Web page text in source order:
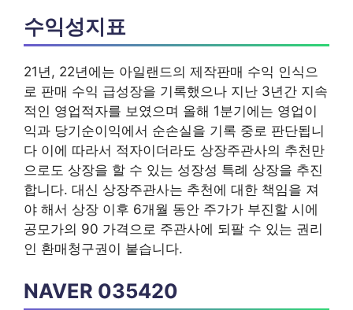
수익성지표
21년, 22년에는 아일랜드의 제작판매 수익 인식으
로 판매 수익 급성장을 기록했으나 지난 3년간 지속
적인 영업적자를 보였으며 올해 1분기에는 영업이
익과 당기순이익에서 순손실을 기록 중로 판단됩니
다 이에 따라서 적자이더라도 상장주관사의 추천만
으로도 상장을 할 수 있는 성장성 특례 상장을 추진
합니다. 대신 상장주관사는 추천에 대한 책임을 져
야 해서 상장 이후 6개월 동안 주가가 부진할 시에
공모가의 90 가격으로 주관사에 되팔 수 있는 권리
인 환매청구권이 붙습니다.
NAVER 035420